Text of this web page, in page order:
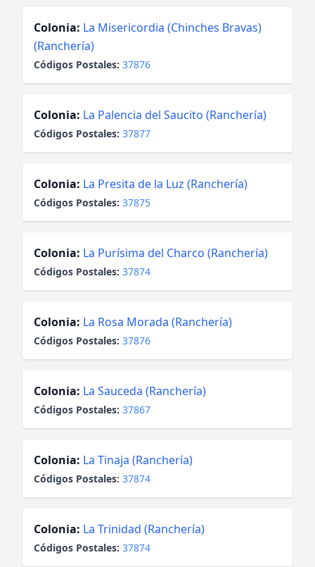
Colonia: La Misericordia (Chinches Bravas)
(Ranchería)
Códigos Postales: 37876
Colonia: La Palencia del Saucito (Ranchería)
Códigos Postales: 37877
Colonia: La Presita de la Luz (Ranchería)
Códigos Postales: 37875
Colonia: La Purísima del Charco (Ranchería)
Códigos Postales: 37874
Colonia: La Rosa Morada (Ranchería)
Códigos Postales: 37876
Colonia: La Sauceda (Ranchería)
Códigos Postales: 37867
Colonia: La Tinaja (Ranchería)
Códigos Postales: 37874
Colonia: La Trinidad (Ranchería)
Códigos Postales: 37874